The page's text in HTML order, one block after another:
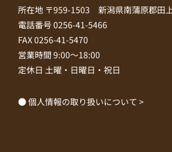
所在地 〒959-1503 新潟県南蒲原郡田
電話番号 0256-41-5466
FAX 0256-41-5470
営業時間 9:00～18:00
定休日 土曜・日曜日・祝日
● 個人情報の取り扱いについて >